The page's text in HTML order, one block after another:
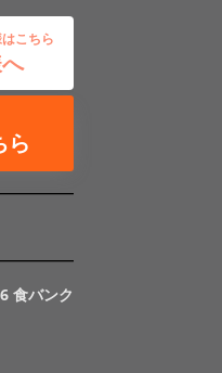
こちら
ら
食バンク